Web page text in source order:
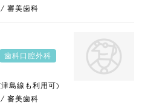
審美歯科
歯科口腔外科
島線も利用可)
審美歯科